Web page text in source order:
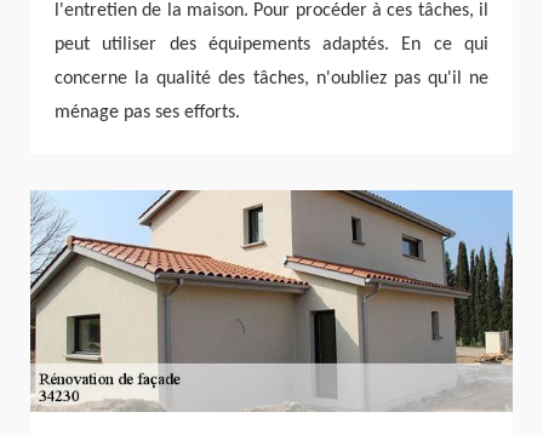
l'entretien de la maison. Pour procéder à ces tâches, il
peut utiliser des équipements adaptés. En ce qui
concerne la qualité des tâches, n'oubliez pas qu'il ne
ménage pas ses efforts.